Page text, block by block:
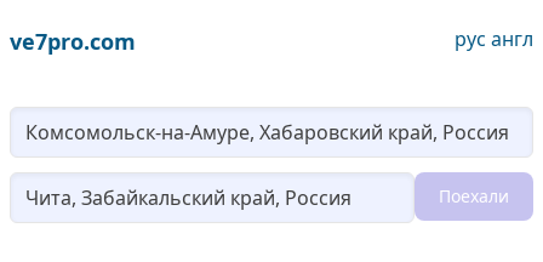
ve7pro.com рус англ
Loading...
Поехали